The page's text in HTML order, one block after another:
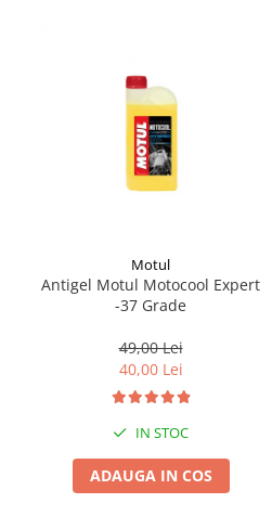
Motul
Antigel Motul Motocool Expert
-37 Grade
49,00 Lei
40,00 Lei
IN STOC
ADAUGA IN COS